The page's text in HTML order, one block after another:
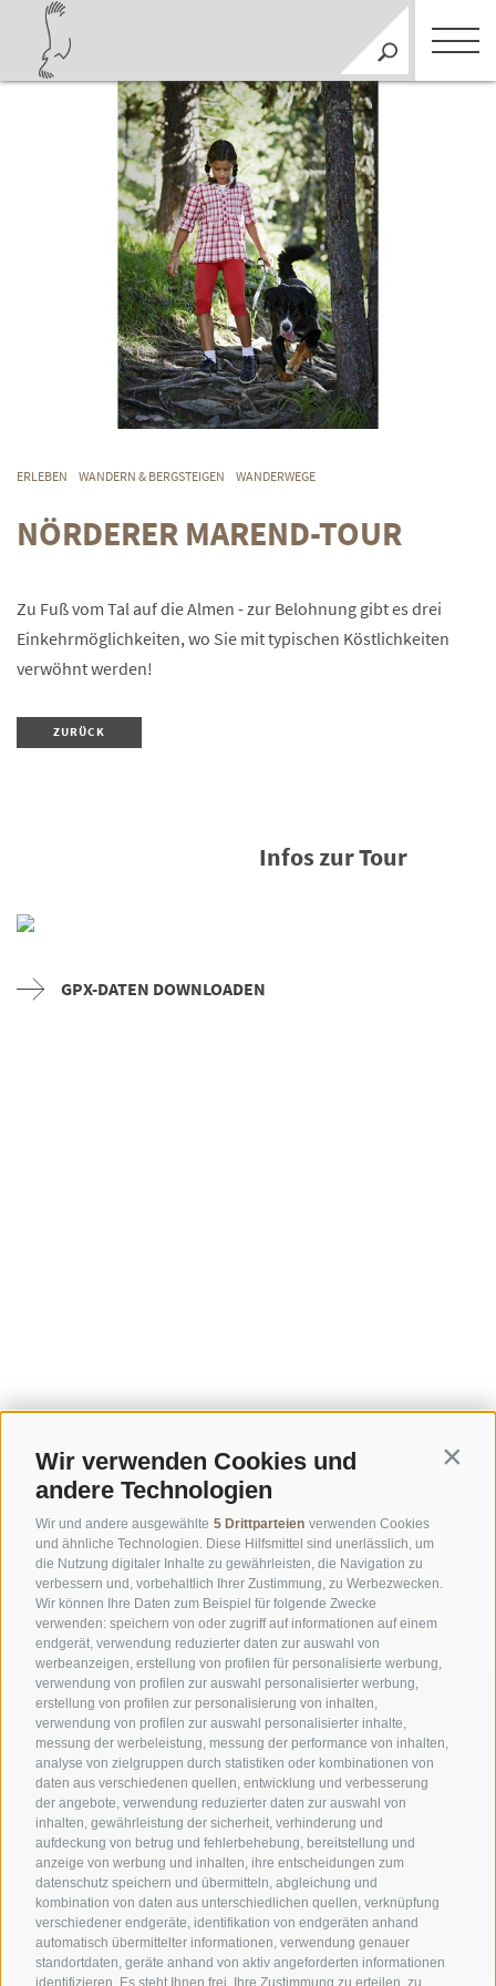
Wir verwenden Cookies und
andere Technologien
Wir und andere ausgewählte 5 Drittparteien verwenden Cookies
und ähnliche Technologien. Diese Hilfsmittel sind unerlässlich, um
die Nutzung digitaler Inhalte zu gewährleisten, die Navigation zu
verbessern und, vorbehaltlich Ihrer Zustimmung, zu Werbezwecken.
Wir können Ihre Daten zum Beispiel für folgende Zwecke
verwenden: speichern von oder zugriff auf informationen auf einem
endgerät, verwendung reduzierter daten zur auswahl von
werbeanzeigen, erstellung von profilen für personalisierte werbung,
verwendung von profilen zur auswahl personalisierter werbung,
erstellung von profilen zur personalisierung von inhalten,
verwendung von profilen zur auswahl personalisierter inhalte,
messung der werbeleistung, messung der performance von inhalten,
analyse von zielgruppen durch statistiken oder kombinationen von
daten aus verschiedenen quellen, entwicklung und verbesserung
der angebote, verwendung reduzierter daten zur auswahl von
inhalten, gewährleistung der sicherheit, verhinderung und
aufdeckung von betrug und fehlerbehebung, bereitstellung und
anzeige von werbung und inhalten, ihre entscheidungen zum
datenschutz speichern und übermitteln, abgleichung und
kombination von daten aus unterschiedlichen quellen, verknüpfung
verschiedener endgeräte, identifikation von endgeräten anhand
automatisch übermittelter informationen, verwendung genauer
standortdaten, geräte anhand von aktiv angeforderten informationen
identifizieren. Es steht Ihnen frei, Ihre Zustimmung zu erteilen, zu
ERLEBEN WANDERN & BERGSTEIGEN WANDERWEGE
NÖRDERER MAREND-TOUR
Zu Fuß vom Tal auf die Almen - zur Belohnung gibt es drei
Einkehrmöglichkeiten, wo Sie mit typischen Köstlichkeiten
verwöhnt werden!
ZURÜCK
Infos zur Tour
GPX-DATEN DOWNLOADEN
AMT FÜR DEN NATIONALPARK STILFSERJOCH
SOCIAL-MEDIA-RICHTLINIEN | IMPRESSUM | SITEMAP | COOKIE-RICHTLINIE
PRIVACY | Cookie Präferenzen